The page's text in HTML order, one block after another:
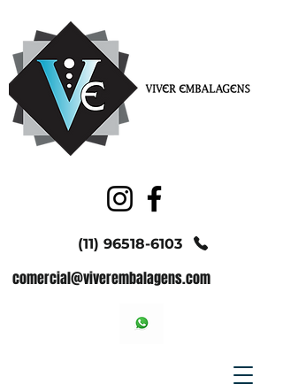
(11) 96518-6103
comercial@viverembalagens.com